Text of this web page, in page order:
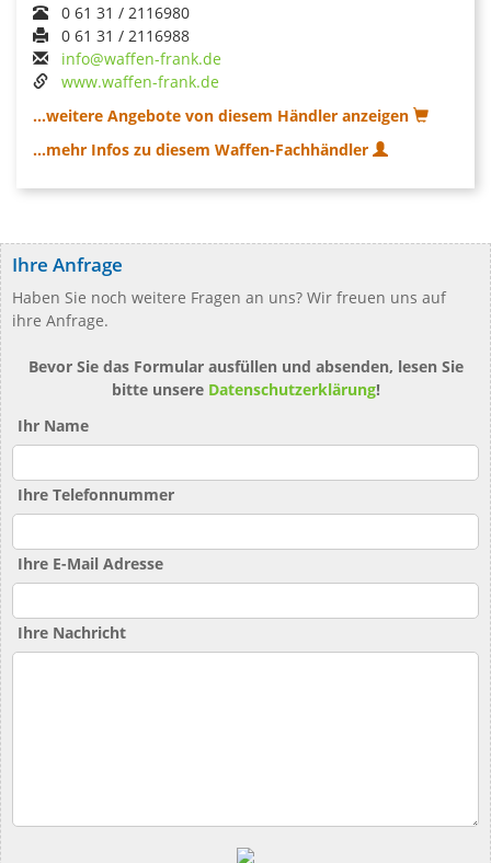
0 61 31 / 2116980
0 61 31 / 2116988
info@waffen-frank.de
www.waffen-frank.de
...weitere Angebote von diesem Händler anzeigen
...mehr Infos zu diesem Waffen-Fachhändler
Ihre Anfrage
Haben Sie noch weitere Fragen an uns? Wir freuen uns auf
ihre Anfrage.
Bevor Sie das Formular ausfüllen und absenden, lesen Sie
bitte unsere Datenschutzerklärung!
Ihr Name
Ihre Telefonnummer
Ihre E-Mail Adresse
Ihre Nachricht